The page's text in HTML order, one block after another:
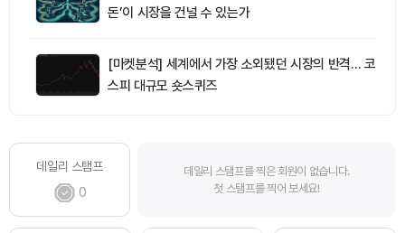
돈’이 시장을 건널 수 있는가
[마켓분석] 세계에서 가장 소외됐던 시장의 반격… 코
스피 대규모 숏스퀴즈
데일리 스탬프
0
데일리 스탬프를 찍은 회원이 없습니다.
첫 스탬프를 찍어 보세요!